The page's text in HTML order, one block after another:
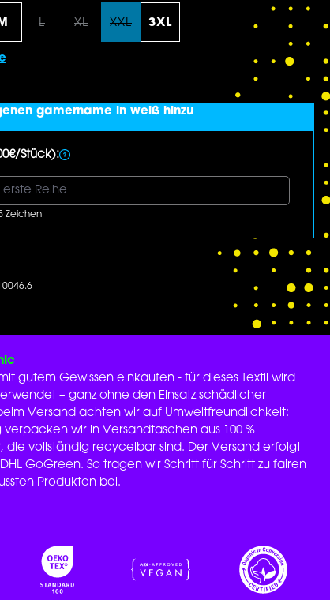
L
(Diese Option ist zurzeit nicht verfügbar.)
XL
(Diese Option ist zurzeit nicht verfügbar.)
XXL
(Diese Option ist zurzeit nicht
3XL
gamername in weiß hinzu
Stück):
Zeichen
gutem Gewissen einkaufen - für dieses Textil wird
– ganz ohne den Einsatz schädlicher
Versand achten wir auf Umweltfreundlichkeit:
verpacken wir in Versandtaschen aus 100 %
die vollständig recycelbar sind. Der Versand erfolgt
GoGreen. So tragen wir Schritt für Schritt zu fairen
Produkten bei.